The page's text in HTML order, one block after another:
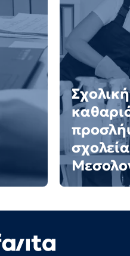
Σχολική